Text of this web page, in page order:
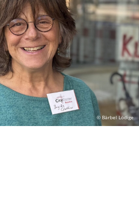
© Bärbel Lödige